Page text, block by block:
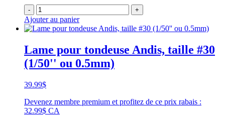
- +
Ajouter au panier
Lame pour tondeuse Andis, taille #30
(1/50'' ou 0.5mm)
39.99$
Devenez membre premium et profitez de ce prix rabais :
32.99$ CA